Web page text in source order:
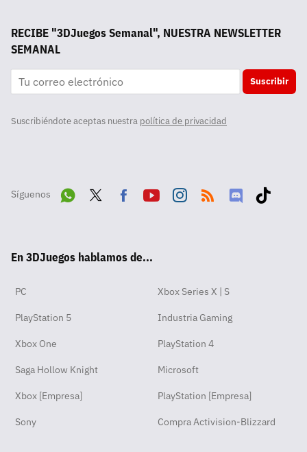
RECIBE "3DJuegos Semanal", NUESTRA NEWSLETTER
SEMANAL
Suscribir
Suscribiéndote aceptas nuestra política de privacidad
Síguenos
pp
ok
En 3DJuegos hablamos de...
PC Xbox Series X | S
PlayStation 5 Industria Gaming
Xbox One PlayStation 4
Saga Hollow Knight Microsoft
Xbox [Empresa] PlayStation [Empresa]
Sony Compra Activision-Blizzard